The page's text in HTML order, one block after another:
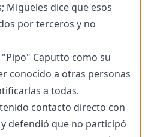
Migueles dice que esos
por terceros y no
"Pipo" Caputto como su
conocido a otras personas
a todas.
contacto directo con
defendió que no participó